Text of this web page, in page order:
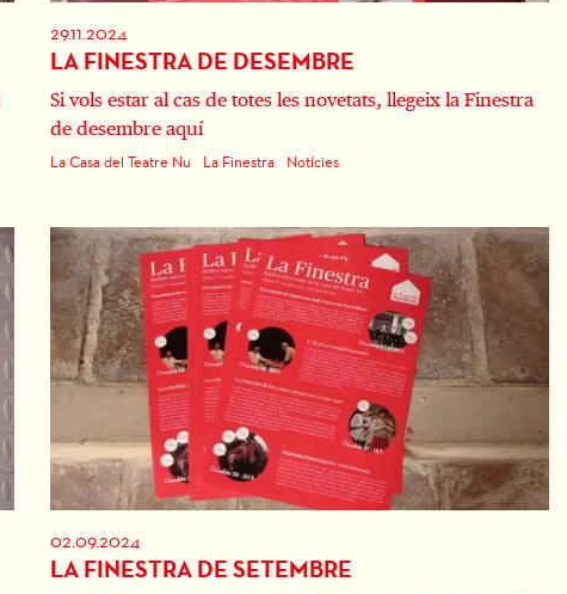
29.11.2024
LA FINESTRA DE DESEMBRE
Si vols estar al cas de totes les novetats, llegeix la Finestra
de desembre aquí
La Casa del Teatre Nu La Finestra Notícies
02.09.2024
LA FINESTRA DE SETEMBRE